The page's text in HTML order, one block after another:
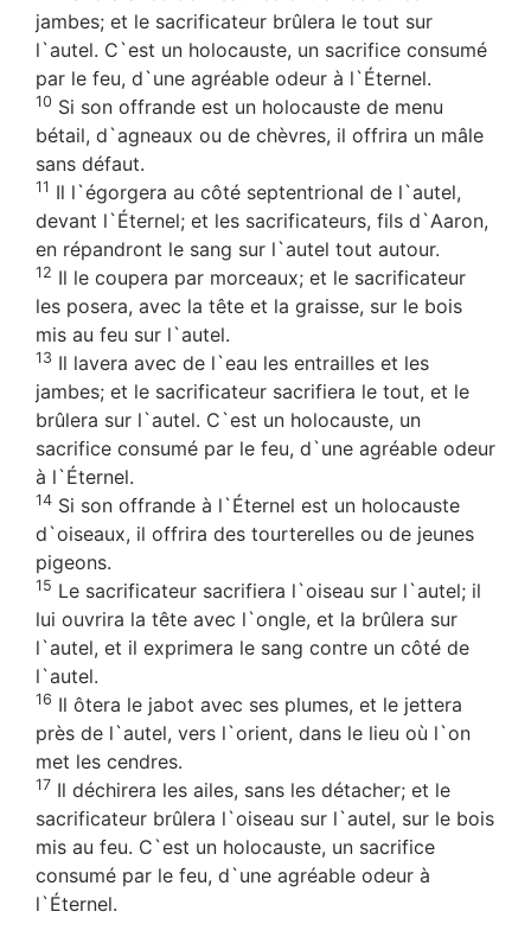
jambes; et le sacrificateur brûlera le tout sur
l`autel. C`est un holocauste, un sacrifice consumé
par le feu, d`une agréable odeur à l`Éternel.
10 Si son offrande est un holocauste de menu
bétail, d`agneaux ou de chèvres, il offrira un mâle
sans défaut.
11 Il l`égorgera au côté septentrional de l`autel,
devant l`Éternel; et les sacrificateurs, fils d`Aaron,
en répandront le sang sur l`autel tout autour.
12 Il le coupera par morceaux; et le sacrificateur
les posera, avec la tête et la graisse, sur le bois
mis au feu sur l`autel.
13 Il lavera avec de l`eau les entrailles et les
jambes; et le sacrificateur sacrifiera le tout, et le
brûlera sur l`autel. C`est un holocauste, un
sacrifice consumé par le feu, d`une agréable odeur
à l`Éternel.
14 Si son offrande à l`Éternel est un holocauste
d`oiseaux, il offrira des tourterelles ou de jeunes
pigeons.
15 Le sacrificateur sacrifiera l`oiseau sur l`autel; il
lui ouvrira la tête avec l`ongle, et la brûlera sur
l`autel, et il exprimera le sang contre un côté de
l`autel.
16 Il ôtera le jabot avec ses plumes, et le jettera
près de l`autel, vers l`orient, dans le lieu où l`on
met les cendres.
17 Il déchirera les ailes, sans les détacher; et le
sacrificateur brûlera l`oiseau sur l`autel, sur le bois
mis au feu. C`est un holocauste, un sacrifice
consumé par le feu, d`une agréable odeur à
l`Éternel.